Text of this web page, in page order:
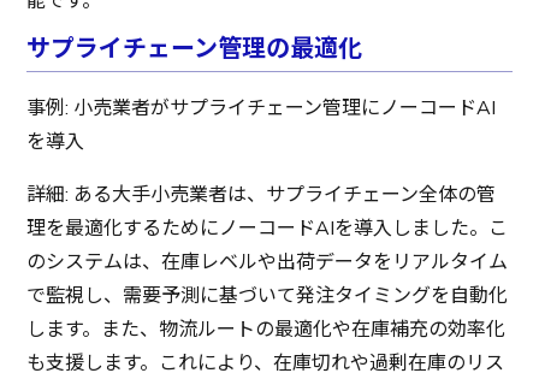
サプライチェーン管理の最適化
事例: 小売業者がサプライチェーン管理にノーコードAI
を導入
詳細: ある大手小売業者は、サプライチェーン全体の管
理を最適化するためにノーコードAIを導入しました。こ
のシステムは、在庫レベルや出荷データをリアルタイム
で監視し、需要予測に基づいて発注タイミングを自動化
します。また、物流ルートの最適化や在庫補充の効率化
も支援します。これにより、在庫切れや過剰在庫のリス